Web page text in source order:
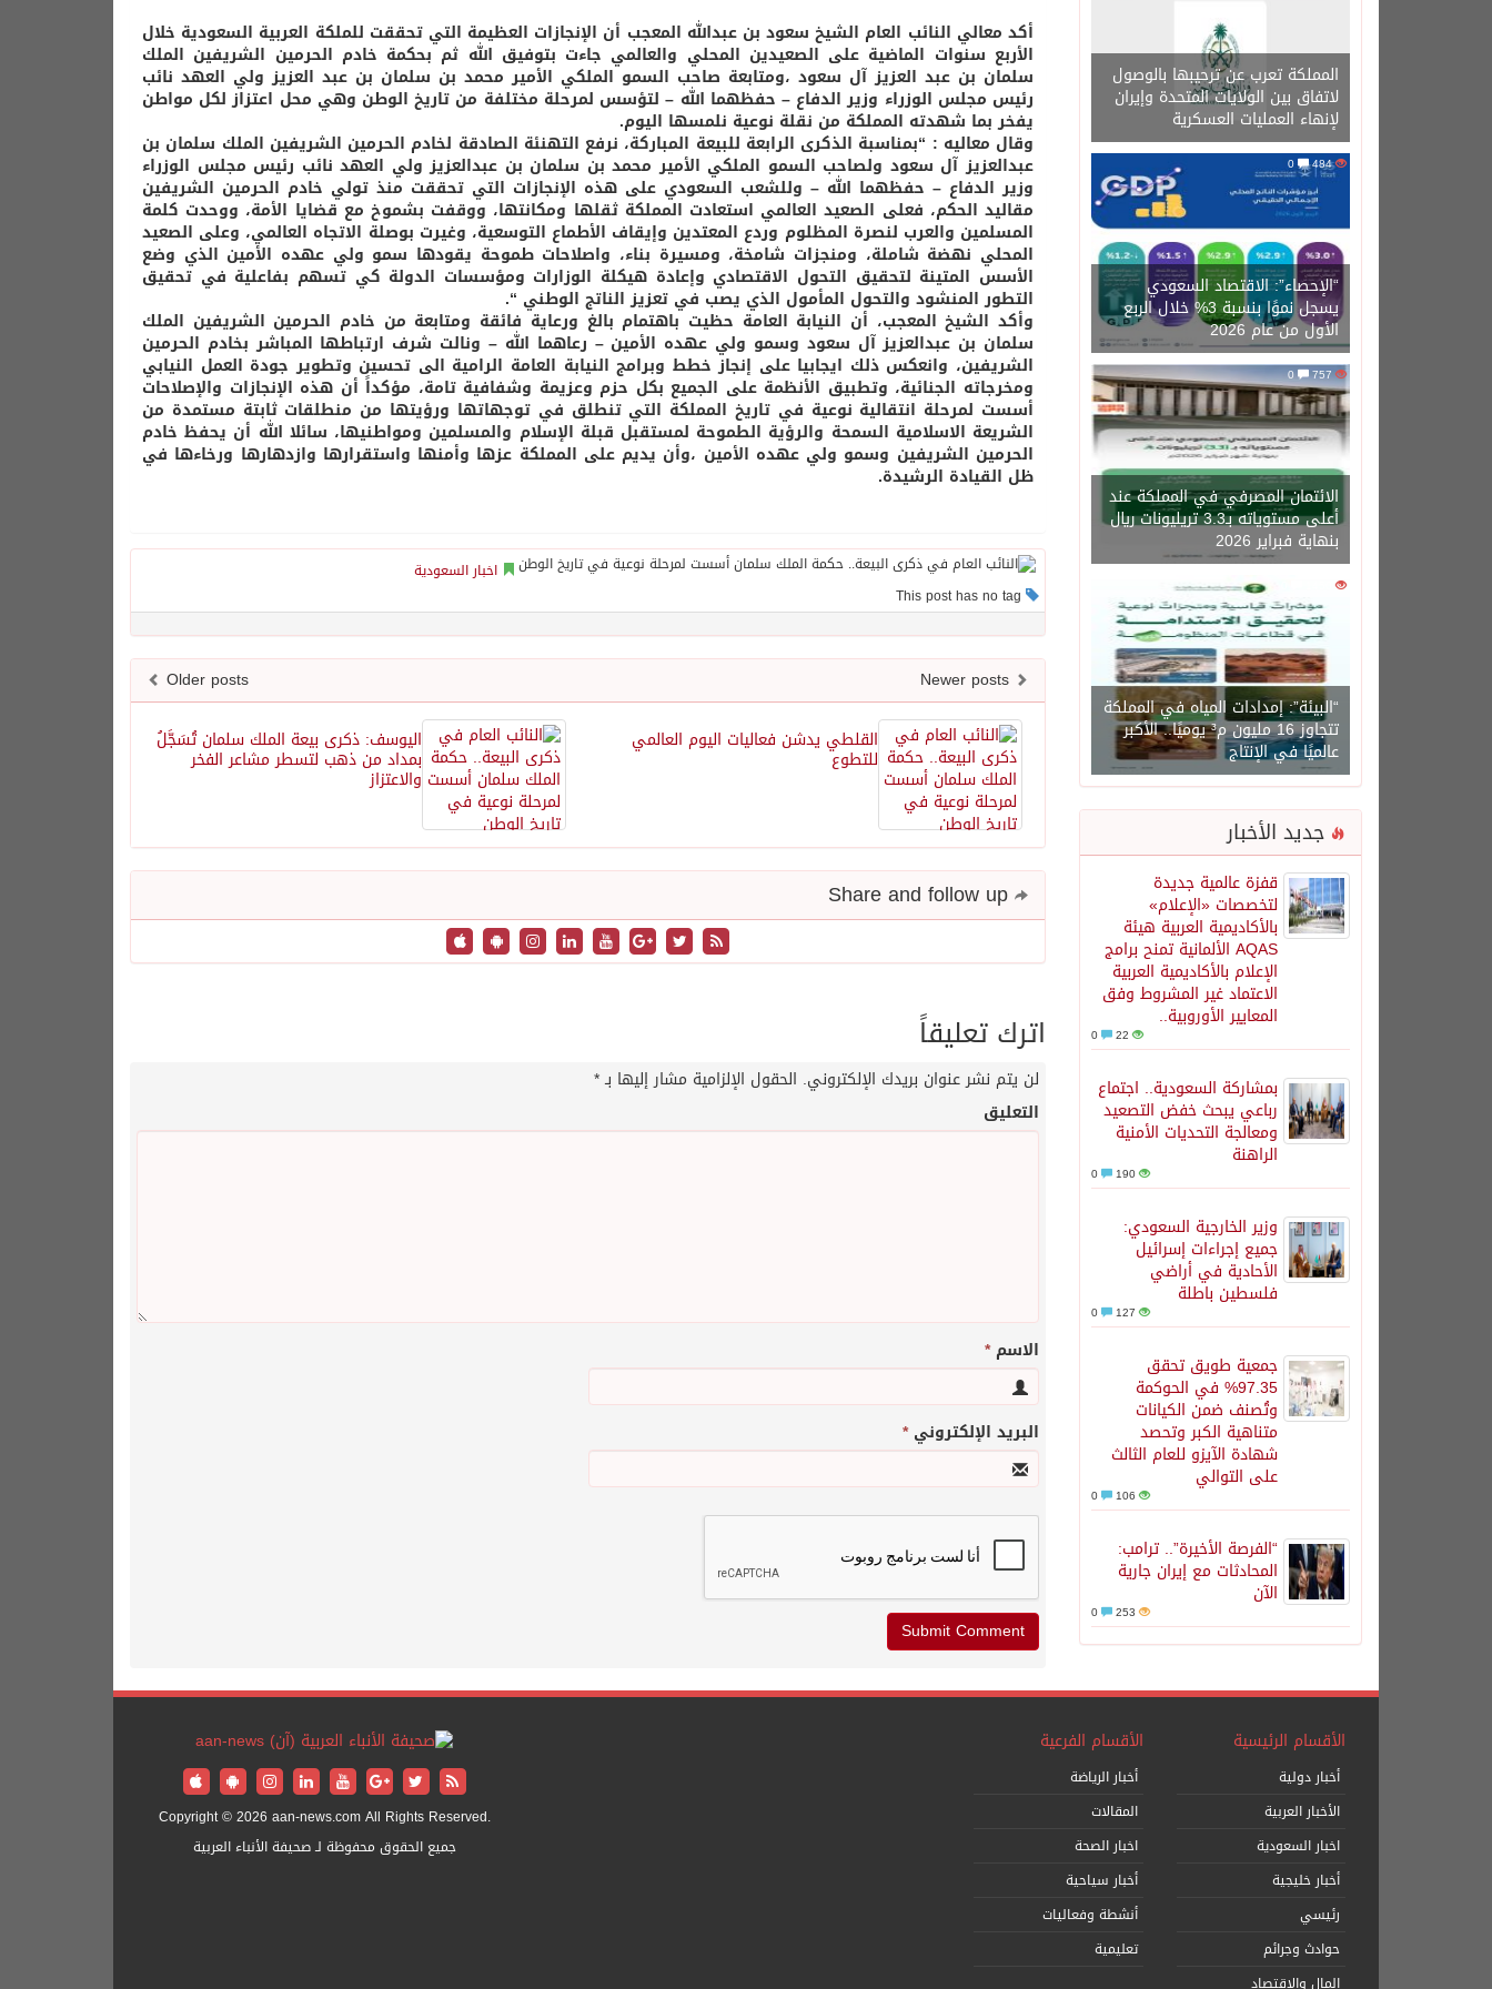
المملكة تعرب عن ترحيبها بالوصول
لاتفاق بين الولايات المتحدة وإيران
لإنهاء العمليات العسكرية
484
“الإحصاء”: الاقتصاد السعودي
يسجل نموًا بنسبة 3% خلال الربع
الأول من عام 2026
757
0
الائتمان المصرفي في المملكة عند
أعلى مستوياته بـ3.3 تريليونات ريال
بنهاية فبراير 2026
1450
“البيئة”: إمدادات المياه في المملكة
تتجاوز 16 مليون م³ يوميًا.. الأكبر
عالميًا في الإنتاج
جديد الأخبار
قفزة عالمية جديدة
لتخصصات «الإعلام»
بالأكاديمية العربية هيئة
AQAS الألمانية تمنح برامج
الإعلام بالأكاديمية العربية
الاعتماد غير المشروط وفق
المعايير الأوروبية..
22
بمشاركة السعودية.. اجتماع
رباعي يبحث خفض التصعيد
ومعالجة التحديات الأمنية
الراهنة
190
وزير الخارجية السعودي:
جميع إجراءات إسرائيل
الأحادية في أراضي
فلسطين باطلة
127
جمعية طويق تحقق
97.35% في الحوكمة
وتُصنف ضمن الكيانات
متناهية الكبر وتحصد
شهادة الآيزو للعام الثالث
على التوالي
106
“الفرصة الأخيرة”.. ترامب:
المحادثات مع إيران جارية
الآن
253
أكد معالي النائب العام الشيخ سعود بن عبدالله المعجب أن الإنجازات العظيمة التي تحققت للملكة العربية السعودية خلال
الأربع سنوات الماضية على الصعيدين المحلي والعالمي جاءت بتوفيق الله ثم بحكمة خادم الحرمين الشريفين الملك
سلمان بن عبد العزيز آل سعود ،ومتابعة صاحب السمو الملكي الأمير محمد بن سلمان بن عبد العزيز ولي العهد نائب
رئيس مجلس الوزراء وزير الدفاع – حفظهما الله – لتؤسس لمرحلة مختلفة من تاريخ الوطن وهي محل اعتزاز لكل مواطن
يفخر بما شهدته المملكة من نقلة نوعية نلمسها اليوم.
وقال معاليه : “بمناسبة الذكرى الرابعة للبيعة المباركة، نرفع التهنئة الصادقة لخادم الحرمين الشريفين الملك سلمان بن
عبدالعزيز آل سعود ولصاحب السمو الملكي الأمير محمد بن سلمان بن عبدالعزيز ولي العهد نائب رئيس مجلس الوزراء
وزير الدفاع – حفظهما الله – وللشعب السعودي على هذه الإنجازات التي تحققت منذ تولي خادم الحرمين الشريفين
مقاليد الحكم، فعلى الصعيد العالمي استعادت المملكة ثقلها ومكانتها، ووقفت بشموخ مع قضايا الأمة، ووحدت كلمة
المسلمين والعرب لنصرة المظلوم وردع المعتدين وإيقاف الأطماع التوسعية، وغيرت بوصلة الاتجاه العالمي، وعلى الصعيد
المحلي نهضة شاملة، ومنجزات شامخة، ومسيرة بناء، واصلاحات طموحة يقودها سمو ولي عهده الأمين الذي وضع
الأسس المتينة لتحقيق التحول الاقتصادي وإعادة هيكلة الوزارات ومؤسسات الدولة كي تسهم بفاعلية في تحقيق
التطور المنشود والتحول المأمول الذي يصب في تعزيز الناتج الوطني “.
وأكد الشيخ المعجب، أن النيابة العامة حظيت باهتمام بالغ ورعاية فائقة ومتابعة من خادم الحرمين الشريفين الملك
سلمان بن عبدالعزيز آل سعود وسمو ولي عهده الأمين – رعاهما الله – ونالت شرف ارتباطها المباشر بخادم الحرمين
الشريفين، وانعكس ذلك ايجابيا على إنجاز خطط وبرامج النيابة العامة الرامية الى تحسين وتطوير جودة العمل النيابي
ومخرجاته الجنائية، وتطبيق الأنظمة على الجميع بكل حزم وعزيمة وشفافية تامة، مؤكداً أن هذه الإنجازات والإصلاحات
أسست لمرحلة انتقالية نوعية في تاريخ المملكة التي تنطلق في توجهاتها ورؤيتها من منطلقات ثابتة مستمدة من
الشريعة الاسلامية السمحة والرؤية الطموحة لمستقبل قبلة الإسلام والمسلمين ومواطنيها، سائلا الله أن يحفظ خادم
الحرمين الشريفين وسمو ولي عهده الأمين ،وأن يديم على المملكة عزها وأمنها واستقرارها وازدهارها ورخاءها في
ظل القيادة الرشيدة.
اخبار السعودية
Older posts
اليوسف: ذكرى بيعة الملك سلمان تُسَجَّلُ
بمداد من ذهب لتسطر مشاعر الفخر
والاعتزاز
القلطي يدشن فعاليات اليوم العالمي
للتطوع
اترك تعليقاً
لن يتم نشر عنوان بريدك الإلكتروني. الحقول الإلزامية مشار إليها بـ*
التعليق
الاسم*
البريد الإلكتروني*
الأقسام الرئيسية
أخبار دولية
الأخبار العربية
اخبار السعودية
أخبار خليجية
رئيسي
حوادث وجرائم
المال والاقتصاد
الأقسام الفرعية
أخبار الرياضة
المقالات
اخبار الصحة
أخبار سياحية
أنشطة وفعاليات
تعليمية
Copyright © 2026 aan-news.com All Rights Reserved.
جميع الحقوق محفوظة لـ صحيفة الأنباء العربية